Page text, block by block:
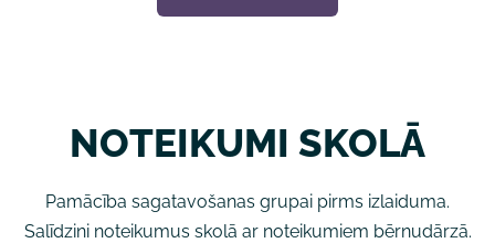
NOTEIKUMI SKOLĀ
Pamācība sagatavošanas grupai pirms izlaiduma.
Salīdzini noteikumus skolā ar noteikumiem bērnudārzā.